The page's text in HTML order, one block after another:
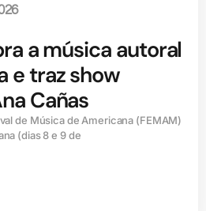
a música autoral
e traz show
Cañas
de Música de Americana (FEMAM)
(dias 8 e 9 de